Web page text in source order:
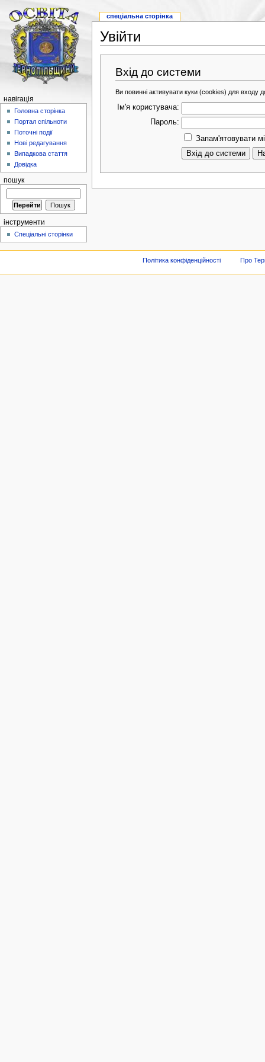
Увійти
Вхід до системи
Ви повинні активувати куки (cookies) для входу
Ім'я користувача:
Пароль:
Запам'ятовувати
спеціальна сторінка
навігація
Головна сторінка
Портал спільноти
Поточні події
Нові редагування
Випадкова стаття
Довідка
пошук
інструменти
Спеціальні сторінки
Політика конфіденційності Про